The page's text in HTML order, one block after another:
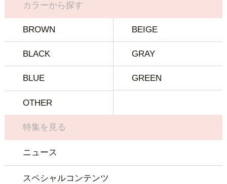
カラーから探す
BROWN BEIGE
BLACK GRAY
BLUE GREEN
OTHER
特集を見る
ニュース
スペシャルコンテンツ